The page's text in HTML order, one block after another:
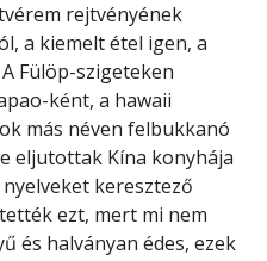
rejtvényének
a kiemelt étel igen, a
Fülöp-szigeteken
ként, a hawaii
más néven felbukkanó
eljutottak Kína konyhája
keresztező
ezt, mert mi nem
és halványan édes, ezek